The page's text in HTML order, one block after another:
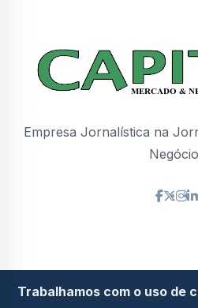
Empresa Jornalística na
Politica de 2026©
Trabalhamos com o uso de